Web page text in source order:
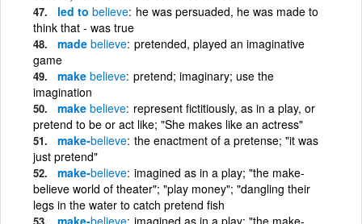
led to believe he was persuaded, he was made to
think that - was true
made believe pretended, played an imaginative
game
make believe pretend; imaginary; use the
imagination
make believe represent fictitiously, as in a play, or
pretend to be or act like; "She makes like an actress"
make-believe the enactment of a pretense; "it was
just pretend"
make-believe imagined as in a play; "the make-
believe world of theater"; "play money"; "dangling their
legs in the water to catch pretend fish
make-believe imagined as in a play; "the make-